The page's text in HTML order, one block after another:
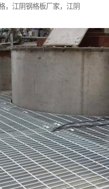
，江阴钢格板厂家，江阴